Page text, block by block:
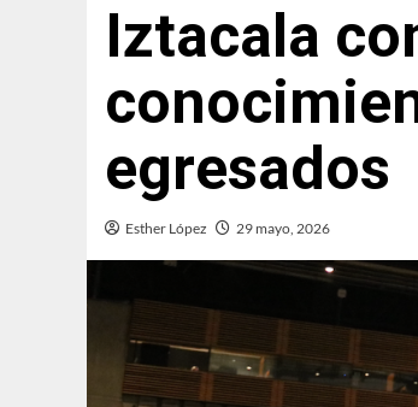
Iztacala
egresados
Esther López 29 mayo, 2026